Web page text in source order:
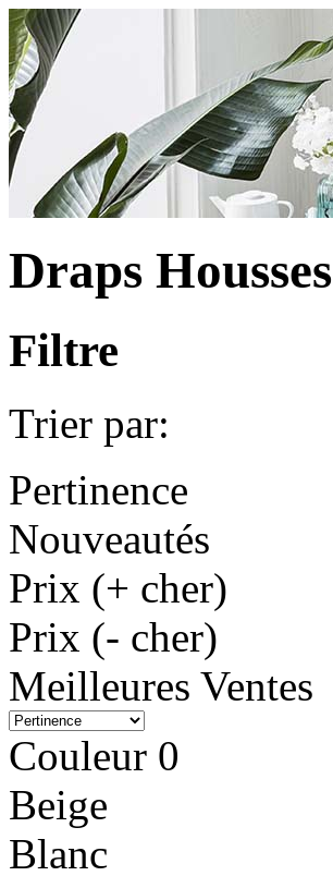
Draps Housses
Filtre
Trier par:
Pertinence
Nouveautés
Prix (+ cher)
Prix (- cher)
Meilleures Ventes
Couleur 0
Beige
Blanc